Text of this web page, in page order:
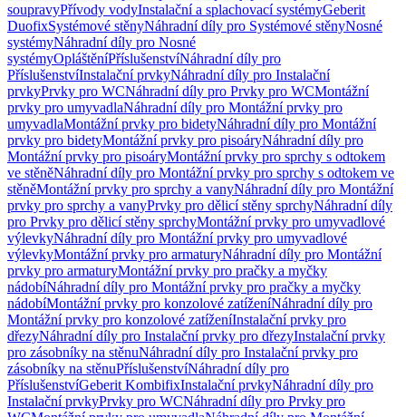
soupravyPřívody vodyInstalační a splachovací systémyGeberit
DuofixSystémové stěnyNáhradní díly pro Systémové stěnyNosné
systémyNáhradní díly pro Nosné
systémyOpláštěníPříslušenstvíNáhradní díly pro
PříslušenstvíInstalační prvkyNáhradní díly pro Instalační
prvkyPrvky pro WCNáhradní díly pro Prvky pro WCMontážní
prvky pro umyvadlaNáhradní díly pro Montážní prvky pro
umyvadlaMontážní prvky pro bidetyNáhradní díly pro Montážní
prvky pro bidetyMontážní prvky pro pisoáryNáhradní díly pro
Montážní prvky pro pisoáryMontážní prvky pro sprchy s odtokem
ve stěněNáhradní díly pro Montážní prvky pro sprchy s odtokem ve
stěněMontážní prvky pro sprchy a vanyNáhradní díly pro Montážní
prvky pro sprchy a vanyPrvky pro dělicí stěny sprchyNáhradní díly
pro Prvky pro dělicí stěny sprchyMontážní prvky pro umyvadlové
výlevkyNáhradní díly pro Montážní prvky pro umyvadlové
výlevkyMontážní prvky pro armaturyNáhradní díly pro Montážní
prvky pro armaturyMontážní prvky pro pračky a myčky
nádobíNáhradní díly pro Montážní prvky pro pračky a myčky
nádobíMontážní prvky pro konzolové zatíženíNáhradní díly pro
Montážní prvky pro konzolové zatíženíInstalační prvky pro
dřezyNáhradní díly pro Instalační prvky pro dřezyInstalační prvky
pro zásobníky na stěnuNáhradní díly pro Instalační prvky pro
zásobníky na stěnuPříslušenstvíNáhradní díly pro
PříslušenstvíGeberit KombifixInstalační prvkyNáhradní díly pro
Instalační prvkyPrvky pro WCNáhradní díly pro Prvky pro